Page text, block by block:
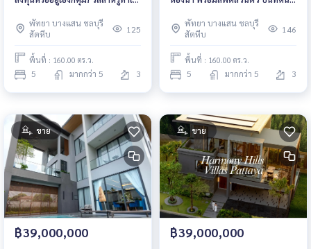
เท่านั้น เริ่ม 39 ลบ.
พัทยา บางแสน ชลบุรี
สัตหีบ
125
พื้นที่ : 160.00 ตร.ว.
5 มากกว่า 5 3
พัทยา บางแสน ชลบุรี
สัตหีบ
146
พื้นที่ : 160.00 ตร.ว.
5 มากกว่า 5 3
ขาย
฿39,000,000
ขาย
฿39,000,000